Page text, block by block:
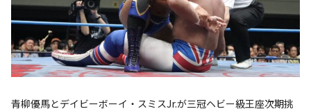
青柳優馬とデイビーボーイ・スミスJr.が三冠ヘビー級王座次期挑